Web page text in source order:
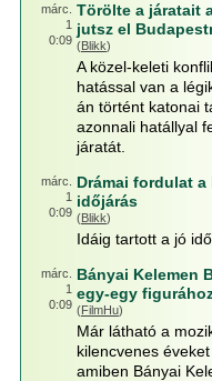
márc.
1
0:09
Törölte a járatait
jutsz el
(Blikk)
A közel-keleti
hatással van a
án történt katonai
azonnali hatállyal
járatát.
márc.
1
0:09
Drámai fordulat
időjárás
(Blikk)
Idáig tartott a jó
márc.
1
0:09
Bányai Kelemen
egy-egy
(FilmHu)
Már látható a
kilencvenes
amiben Bányai